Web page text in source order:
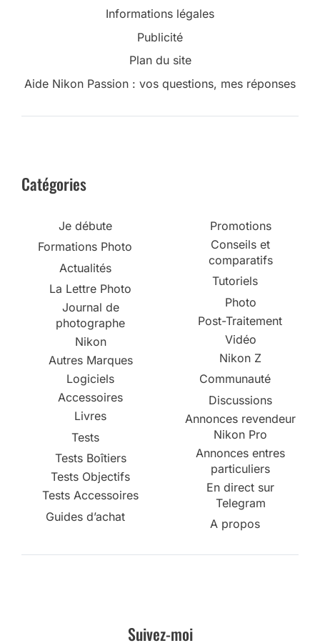
Informations légales
Publicité
Plan du site
Aide Nikon Passion : vos questions, mes réponses
Catégories
Je débute
Formations Photo
Actualités
La Lettre Photo
Journal de
photographe
Nikon
Autres Marques
Logiciels
Accessoires
Livres
Tests
Tests Boîtiers
Tests Objectifs
Tests Accessoires
Guides d’achat
Promotions
Conseils et
comparatifs
Tutoriels
Photo
Post-Traitement
Vidéo
Nikon Z
Communauté
Discussions
Annonces revendeur
Nikon Pro
Annonces entres
particuliers
En direct sur
Telegram
A propos
Suivez-moi